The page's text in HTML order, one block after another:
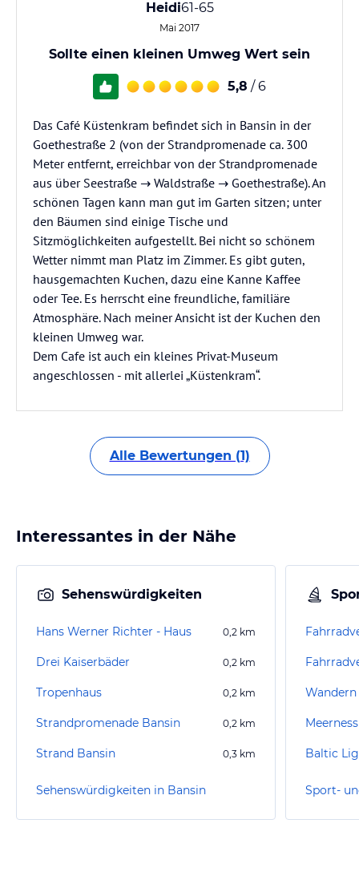
Heidi61-65
Mai 2017
Sollte einen kleinen Umweg Wert sein
5,8 / 6
Das Café Küstenkram befindet sich in Bansin in der
Goethestraße 2 (von der Strandpromenade ca. 300
Meter entfernt, erreichbar von der Strandpromenade
aus über Seestraße → Waldstraße → Goethestraße). An
schönen Tagen kann man gut im Garten sitzen; unter
den Bäumen sind einige Tische und
Sitzmöglichkeiten aufgestellt. Bei nicht so schönem
Wetter nimmt man Platz im Zimmer. Es gibt guten,
hausgemachten Kuchen, dazu eine Kanne Kaffee
oder Tee. Es herrscht eine freundliche, familiäre
Atmosphäre. Nach meiner Ansicht ist der Kuchen den
kleinen Umweg war.
Dem Cafe ist auch ein kleines Privat-Museum
angeschlossen - mit allerlei „Küstenkram“.
Alle Bewertungen (1)
Interessantes in der Nähe
Sehenswürdigkeiten
Hans Werner Richter - Haus 0,2 km
Drei Kaiserbäder 0,2 km
Tropenhaus 0,2 km
Strandpromenade Bansin 0,2 km
Strand Bansin 0,3 km
Sehenswürdigkeiten in Bansin
Baltic
Sport-